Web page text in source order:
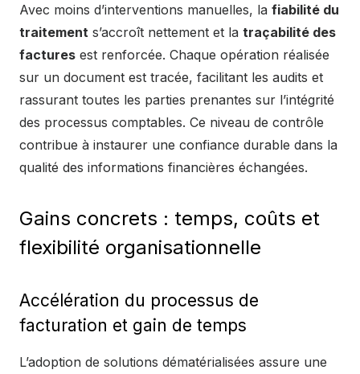
Avec moins d’interventions manuelles, la fiabilité du
traitement s’accroît nettement et la traçabilité des
factures est renforcée. Chaque opération réalisée
sur un document est tracée, facilitant les audits et
rassurant toutes les parties prenantes sur l’intégrité
des processus comptables. Ce niveau de contrôle
contribue à instaurer une confiance durable dans la
qualité des informations financières échangées.
Gains concrets : temps, coûts et
flexibilité organisationnelle
Accélération du processus de
facturation et gain de temps
L’adoption de solutions dématérialisées assure une